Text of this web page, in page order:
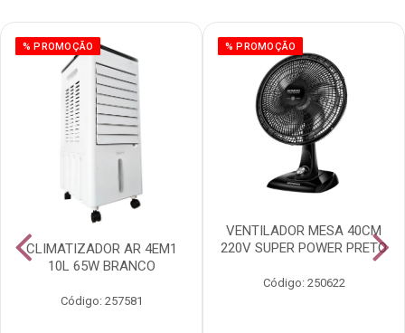
% PROMOÇÃO
CLIMATIZADOR AR 4EM1
10L 65W BRANCO
Código: 257581
% PROMOÇÃO
VENTILADOR MESA 40CM
220V SUPER POWER PRETO
Código: 250622